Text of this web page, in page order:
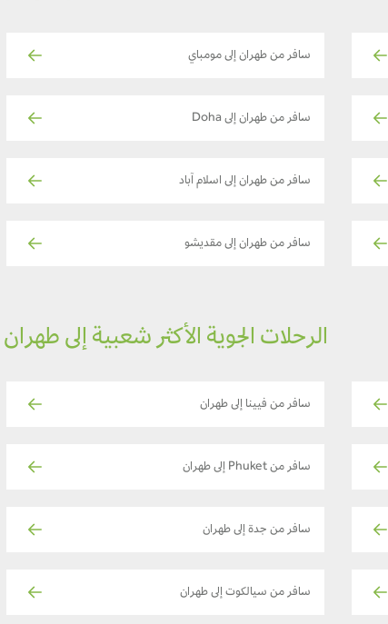
سافر من طهران إلى مومباي
سافر من طهران إلى Doha
سافر من طهران إلى اسلام آباد
سافر من طهران إلى مقديشو
الرحلات الجوية الأكثر شعبية إلى طهران
سافر من فيينا إلى طهران
سافر من Phuket إلى طهران
سافر من جدة إلى طهران
سافر من سيالكوت إلى طهران